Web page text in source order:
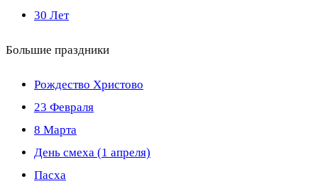
30 Лет
Большие праздники
Рождество Христово
23 Февраля
8 Марта
День смеха (1 апреля)
Пасха